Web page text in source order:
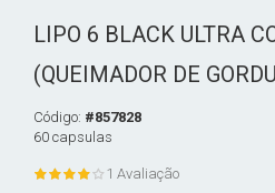
LIPO 6 BLACK ULTRA
(QUEIMADOR DE
Código: #857828
60 capsulas
1 Avaliação